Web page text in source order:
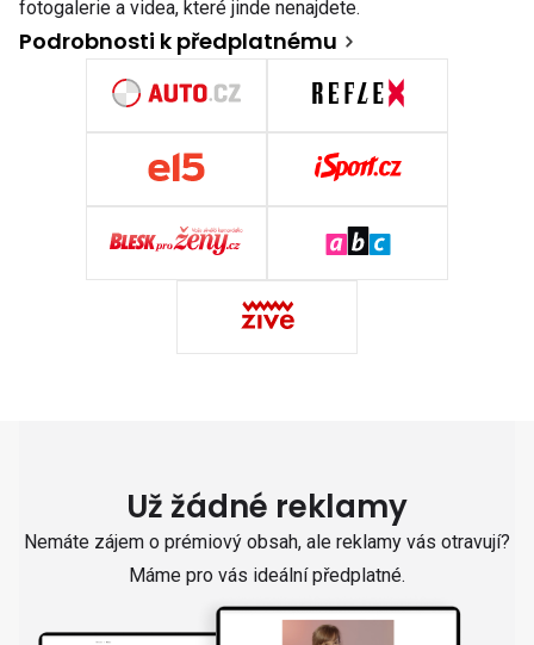
fotogalerie a videa, které jinde nenajdete.
Podrobnosti k předplatnému
Už žádné reklamy
Nemáte zájem o prémiový obsah, ale reklamy vás otravují?
Máme pro vás ideální předplatné.